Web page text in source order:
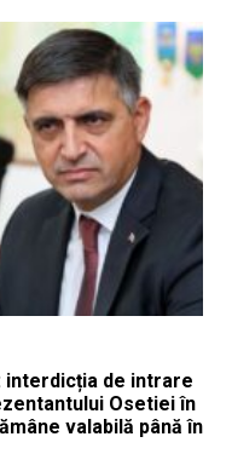
interdicția de intrare
Osetiei în
valabilă până în